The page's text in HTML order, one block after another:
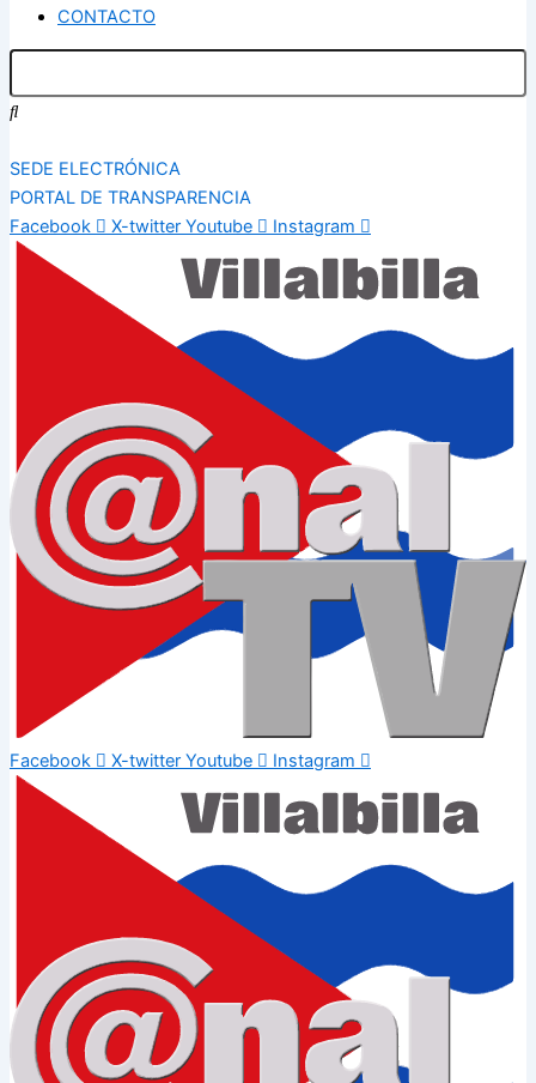
CONTACTO
SEDE ELECTRÓNICA
PORTAL DE TRANSPARENCIA
Facebook
X-twitter Youtube Instagram
Facebook X-twitter Youtube Instagram